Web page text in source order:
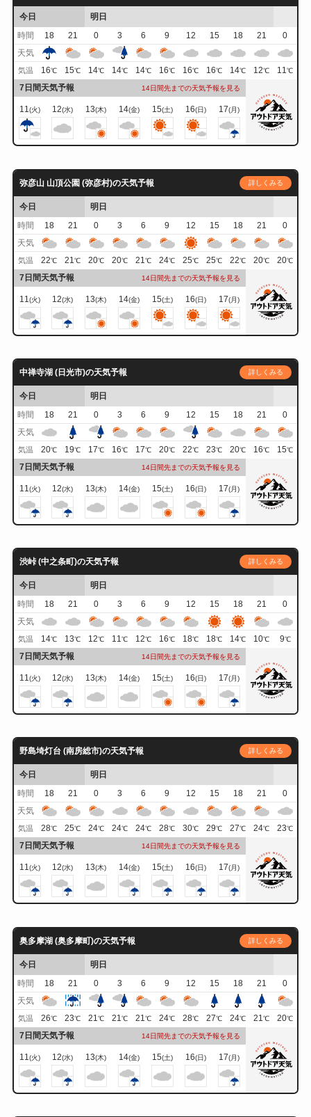
今日
明日
時間
18 21 0 3 6 9 12 15 18 21
0
天気
気温 16℃ 15℃ 14℃ 14℃ 14℃ 16℃ 16℃ 16℃ 14℃ 12℃ 11℃
7日間天気予報 14日間先までの天気予報を見る
11(火) 12(水) 13(木) 14(金) 15(土) 16(日) 17(月)
弥彦山 山頂公園 (弥彦村)の天気予報 詳しくみる
今日
明日
時間
18 21 0 3 6 9 12 15 18 21
0
天気
気温 22℃ 21℃ 20℃ 20℃ 21℃ 24℃ 25℃ 25℃ 22℃ 20℃ 20℃
7日間天気予報 14日間先までの天気予報を見る
11(火) 12(水) 13(木) 14(金) 15(土) 16(日) 17(月)
中禅寺湖 (日光市)の天気予報 詳しくみる
今日
明日
時間
18 21 0 3 6 9 12 15 18 21
0
天気
気温 20℃ 19℃ 17℃ 16℃ 17℃ 20℃ 22℃ 23℃ 20℃ 16℃ 15℃
7日間天気予報 14日間先までの天気予報を見る
11(火) 12(水) 13(木) 14(金) 15(土) 16(日) 17(月)
渋峠 (中之条町)の天気予報 詳しくみる
今日
明日
時間
18 21 0 3 6 9 12 15 18 21
0
天気
気温 14℃ 13℃ 12℃ 11℃ 12℃ 16℃ 18℃ 18℃ 14℃ 10℃ 9℃
7日間天気予報 14日間先までの天気予報を見る
11(火) 12(水) 13(木) 14(金) 15(土) 16(日) 17(月)
野島埼灯台 (南房総市)の天気予報 詳しくみる
今日
明日
時間
18 21 0 3 6 9 12 15 18 21
0
天気
気温 28℃ 25℃ 24℃ 24℃ 24℃ 28℃ 30℃ 29℃ 27℃ 24℃ 23℃
7日間天気予報 14日間先までの天気予報を見る
11(火) 12(水) 13(木) 14(金) 15(土) 16(日) 17(月)
奥多摩湖 (奥多摩町)の天気予報 詳しくみる
今日
明日
時間
18 21 0 3 6 9 12 15 18 21
0
天気
気温 26℃ 23℃ 21℃ 21℃ 21℃ 24℃ 28℃ 27℃ 24℃ 21℃ 20℃
7日間天気予報 14日間先までの天気予報を見る
11(火) 12(水) 13(木) 14(金) 15(土) 16(日) 17(月)